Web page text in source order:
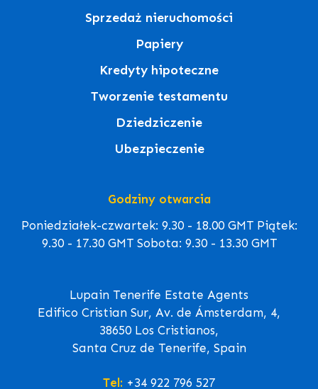
Sprzedaż nieruchomości
Papiery
Kredyty hipoteczne
Tworzenie testamentu
Dziedziczenie
Ubezpieczenie
Godziny otwarcia
Poniedziałek-czwartek: 9.30 - 18.00 GMT Piątek:
9.30 - 17.30 GMT Sobota: 9.30 - 13.30 GMT
Lupain Tenerife Estate Agents
Edifico Cristian Sur, Av. de Ámsterdam, 4,
38650 Los Cristianos,
Santa Cruz de Tenerife, Spain
Tel: +34 922 796 527